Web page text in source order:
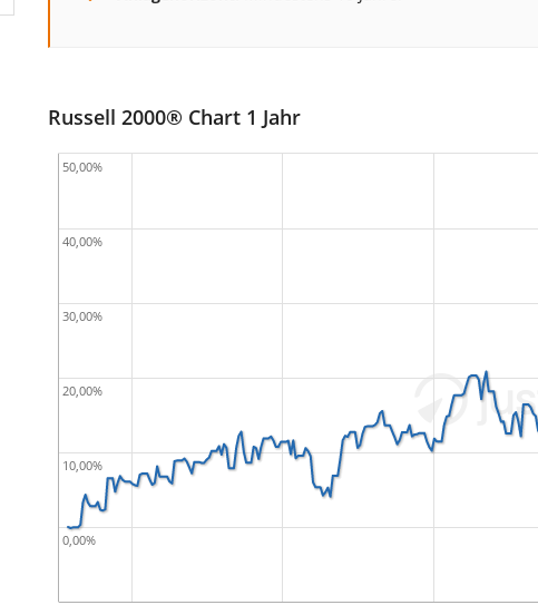
Russell 2000® Chart 1 Jahr
0,00%
10,00%
20,00%
30,00%
40,00%
50,00%